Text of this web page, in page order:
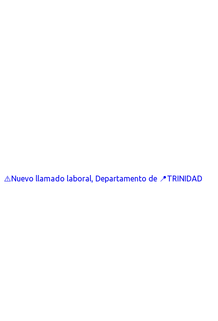
⚠️Nuevo llamado laboral, Departamento de 📍TRINIDAD